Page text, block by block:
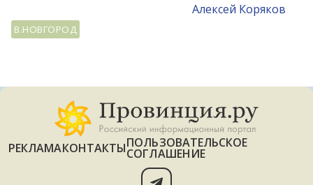
Алексей Коряков
В.НОВГОРОД
РЕКЛАМАКОНТАКТЫПОЛЬЗОВАТЕЛЬСКОЕ
СОГЛАШЕНИЕ